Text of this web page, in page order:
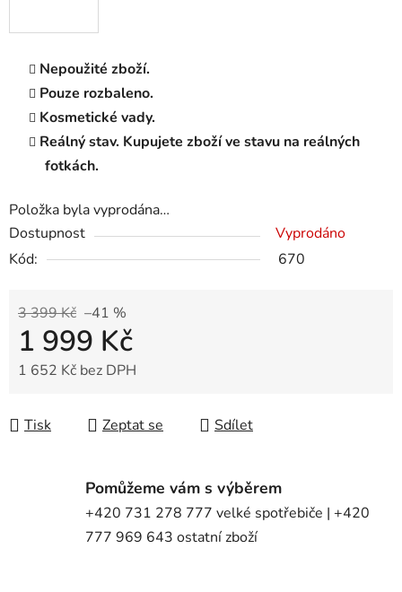
Nepoužité zboží.
Pouze rozbaleno.
Kosmetické vady.
Reálný stav. Kupujete zboží ve stavu na reálných
fotkách.
Položka byla vyprodána…
Dostupnost
Vyprodáno
Kód:
670
3 399 Kč –41 %
1 999 Kč
1 652 Kč bez DPH
Tisk
Zeptat se Sdílet
Pomůžeme vám s výběrem
+420 731 278 777 velké spotřebiče | +420
777 969 643 ostatní zboží